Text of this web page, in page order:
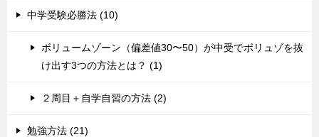
中学受験必勝法 (10)
ボリュームゾーン（偏差値30〜50）が中受でボリュゾを抜
け出す3つの方法とは？ (1)
２周目＋自学自習の方法 (2)
勉強方法 (21)